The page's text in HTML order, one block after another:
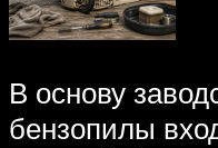
В основу
бензопилы